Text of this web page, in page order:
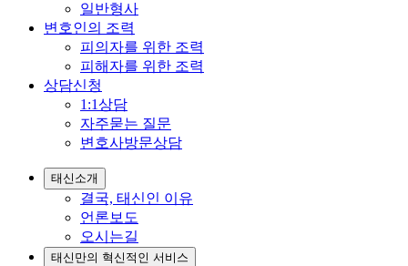
일반형사
변호인의 조력
피의자를 위한 조력
피해자를 위한 조력
상담신청
1:1상담
자주묻는 질문
변호사방문상담
태신소개
결국, 태신인 이유
언론보도
오시는길
태신만의 혁신적인 서비스